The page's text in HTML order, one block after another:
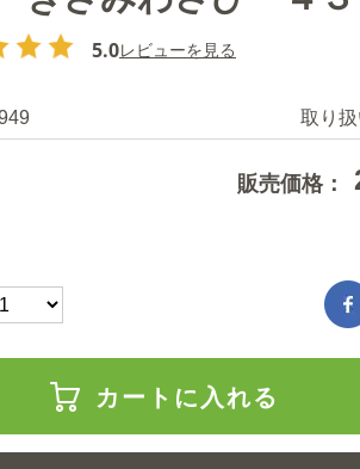
5.0レビューを見る
取り扱
販売価格：
カートに入れる